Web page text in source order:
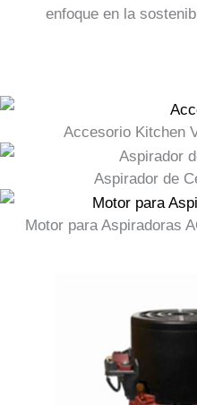
enfoque en la
Accesorio Kitchen
Aspirador de
Motor para Aspiradoras